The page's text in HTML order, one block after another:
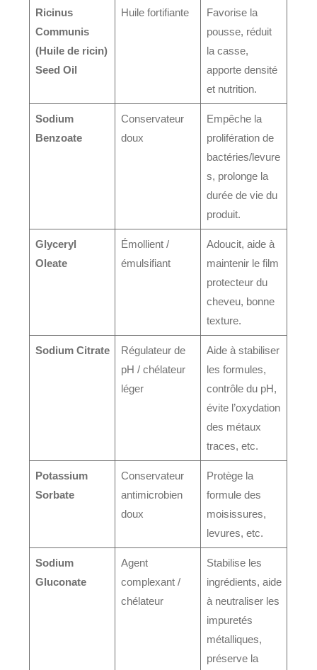
Ricinus
Communis
(Huile de ricin)
Seed Oil
Huile fortifiante
Favorise la
pousse, réduit
la casse,
apporte densité
et nutrition.
Sodium
Benzoate
Conservateur
doux
Empêche la
prolifération de
bactéries/levure
s, prolonge la
durée de vie du
produit.
Glyceryl
Oleate
Émollient /
émulsifiant
Adoucit, aide à
maintenir le film
protecteur du
cheveu, bonne
texture.
Sodium Citrate
Régulateur de
pH / chélateur
léger
Aide à stabiliser
les formules,
contrôle du pH,
évite l’oxydation
des métaux
traces, etc.
Potassium
Sorbate
Conservateur
antimicrobien
doux
Protège la
formule des
moisissures,
levures, etc.
Sodium
Gluconate
Agent
complexant /
chélateur
Stabilise les
ingrédients, aide
à neutraliser les
impuretés
métalliques,
préserve la